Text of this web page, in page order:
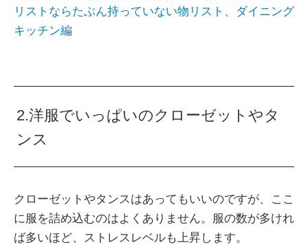
リストならたぶん持っていない物リスト、ダイニング
キッチン編
2.洋服でいっぱいのクローゼットやタ
ンス
クローゼットやタンスはあってもいいのですが、ここ
に服を詰め込むのはよくありません。服の数が多けれ
ば多いほど、ストレスレベルも上昇します。